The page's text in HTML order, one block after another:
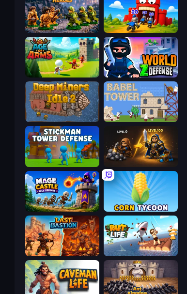
Age of Heroes TimeWarriors
Age Of Arms World Z Defense - Zombie Defense
Deep Miners Idle 2 Babel Tower
Gothic Story RPG
Mage Castle Idle Defense Corn Tycoon
Last Bastion Raft Life